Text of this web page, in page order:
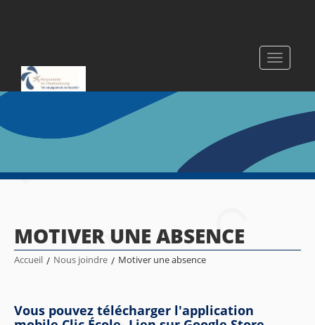
Toggle
MOTIVER UNE ABSENCE
Accueil / Nous joindre / Motiver une absence
Vous pouvez télécharger l'application